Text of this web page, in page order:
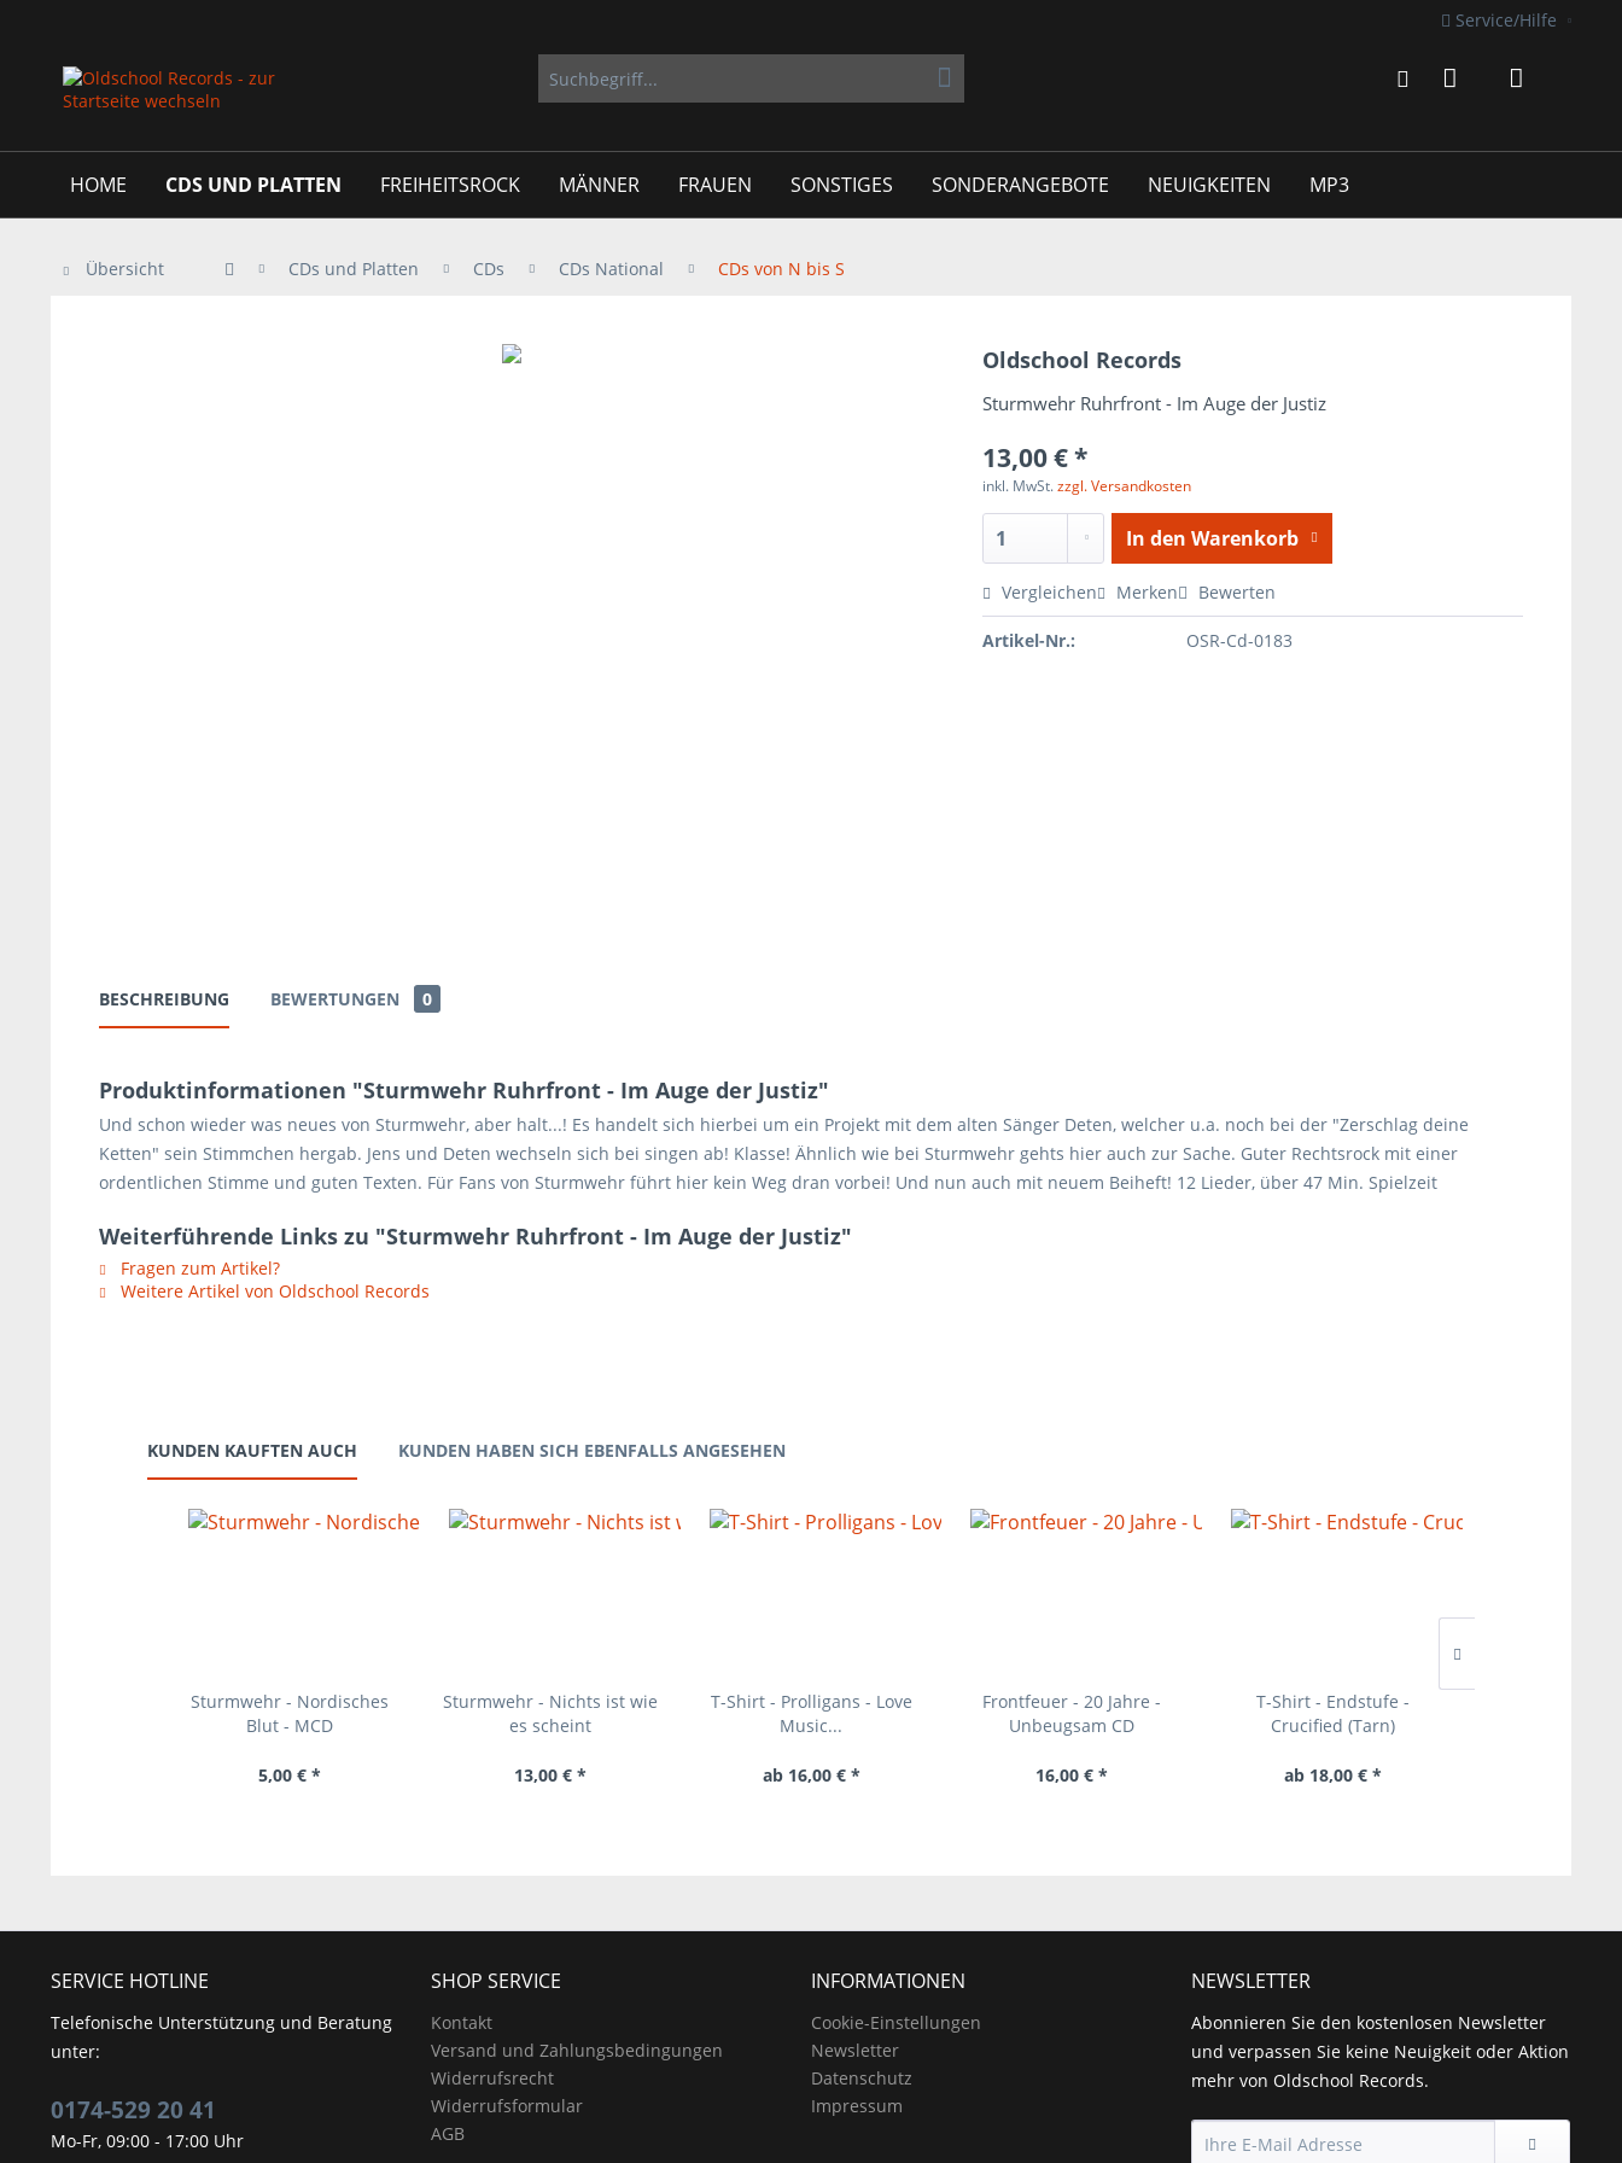
Service/Hilfe
HOME CDS UND PLATTEN FREIHEITSROCK MÄNNER FRAUEN SONSTIGES SONDERANGEBOTE NEUIGKEITEN MP3
Übersicht CDs und Platten CDs CDs National CDs von N bis S
Oldschool Records
Sturmwehr Ruhrfront - Im Auge der Justiz
13,00 € *
inkl. MwSt.zzgl. Versandkosten
In den Warenkorb
Vergleichen Merken Bewerten
Artikel-Nr.: OSR-Cd-0183
BESCHREIBUNG BEWERTUNGEN 0
Produktinformationen "Sturmwehr Ruhrfront - Im Auge der Justiz"
Und schon wieder was neues von Sturmwehr, aber halt...! Es handelt sich hierbei um ein Projekt mit dem alten Sänger Deten, welcher u.a. noch bei der "Zerschlag deine
Ketten" sein Stimmchen hergab. Jens und Deten wechseln sich bei singen ab! Klasse! Ähnlich wie bei Sturmwehr gehts hier auch zur Sache. Guter Rechtsrock mit einer
ordentlichen Stimme und guten Texten. Für Fans von Sturmwehr führt hier kein Weg dran vorbei! Und nun auch mit neuem Beiheft! 12 Lieder, über 47 Min. Spielzeit
Weiterführende Links zu "Sturmwehr Ruhrfront - Im Auge der Justiz"
Fragen zum Artikel?
Weitere Artikel von Oldschool Records
KUNDEN KAUFTEN AUCH KUNDEN HABEN SICH EBENFALLS ANGESEHEN
Sturmwehr - Nordisches
Blut - MCD
5,00 € *
Sturmwehr - Nichts ist wie
es scheint
13,00 € *
T-Shirt - Prolligans - Love
Music...
ab 16,00 € *
Frontfeuer - 20 Jahre -
Unbeugsam CD
16,00 € *
T-Shirt - Endstufe -
Crucified (Tarn)
ab 18,00 € *
SERVICE HOTLINE
Telefonische Unterstützung und Beratung
unter:
0174-529 20 41
Mo-Fr, 09:00 - 17:00 Uhr
SHOP SERVICE
Kontakt
Versand und Zahlungsbedingungen
Widerrufsrecht
Widerrufsformular
AGB
INFORMATIONEN
Cookie-Einstellungen
Newsletter
Datenschutz
Impressum
NEWSLETTER
Abonnieren Sie den kostenlosen Newsletter
und verpassen Sie keine Neuigkeit oder Aktion
mehr von Oldschool Records.